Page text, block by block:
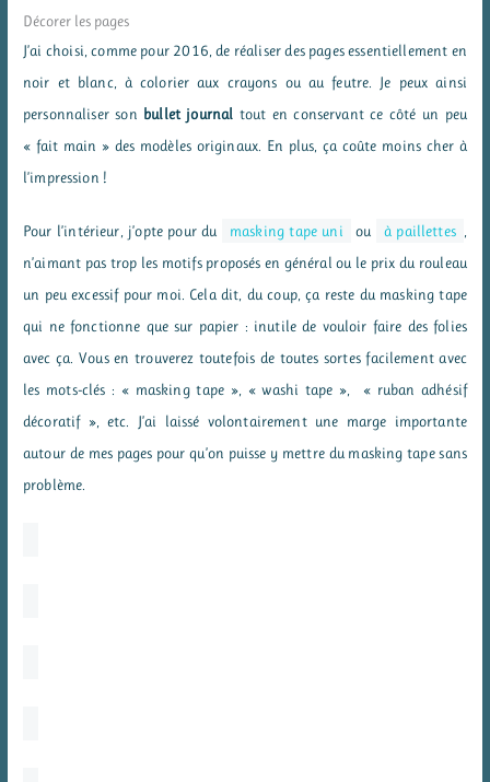
Décorer les pages
J’ai choisi, comme pour 2016, de réaliser des pages essentiellement en
noir et blanc, à colorier aux crayons ou au feutre. Je peux ainsi
personnaliser son bullet journal tout en conservant ce côté un peu
« fait main » des modèles originaux. En plus, ça coûte moins cher à
l’impression !
Pour l’intérieur, j’opte pour du masking tape uni ou à paillettes
n’aimant pas trop les motifs proposés en général ou le prix du rouleau
un peu excessif pour moi. Cela dit, du coup, ça reste du masking tape
qui ne fonctionne que sur papier : inutile de vouloir faire des folies
avec ça. Vous en trouverez toutefois de toutes sortes facilement avec
les mots-clés : « masking tape », « washi tape », « ruban adhésif
décoratif », etc. J’ai laissé volontairement une marge importante
autour de mes pages pour qu’on puisse y mettre du masking tape sans
problème.